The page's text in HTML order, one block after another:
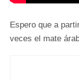
Espero que a
veces el mate